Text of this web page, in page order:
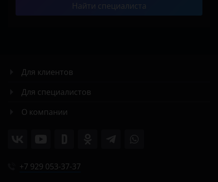
Найти специалиста
Для клиентов
Для специалистов
О компании
+7 929 053-37-37